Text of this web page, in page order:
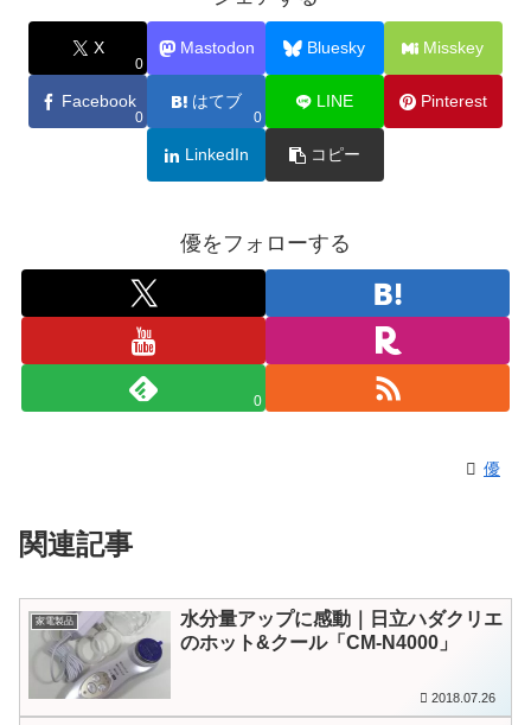
X
0
Mastodon Bluesky Misskey
Facebook
0
はてブ
0
LINE Pinterest
LinkedIn コピー
優をフォローする
0
優
関連記事
家電製品
水分量アップに感動｜日立ハダクリエ
のホット&クール「CM-N4000」
2018.07.26